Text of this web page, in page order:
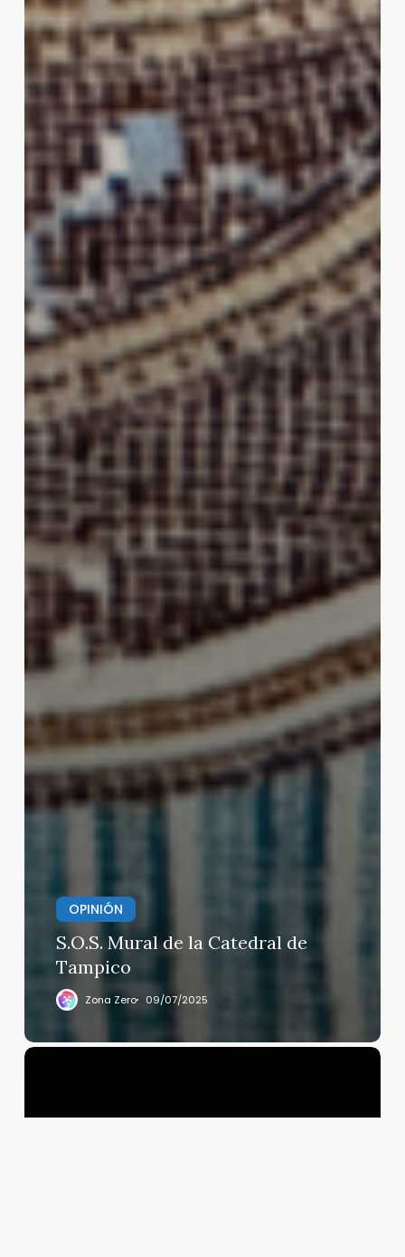
OPINIÓN
S.O.S. Mural de la Catedral de
Tampico
Zona Zero 09/07/2025
Presentan
la